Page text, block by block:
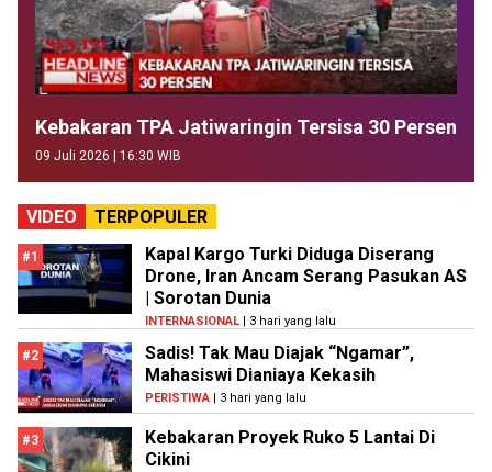
Kebakaran TPA Jatiwaringin Tersisa 30 Persen
09 Juli 2026 | 16:30 WIB
VIDEO TERPOPULER
#1
Kapal Kargo Turki Diduga Diserang
Drone, Iran Ancam Serang Pasukan AS
| Sorotan Dunia
INTERNASIONAL | 3 hari yang lalu
#2
Sadis! Tak Mau Diajak “Ngamar”,
Mahasiswi Dianiaya Kekasih
PERISTIWA | 3 hari yang lalu
#3
Kebakaran Proyek Ruko 5 Lantai Di
Cikini